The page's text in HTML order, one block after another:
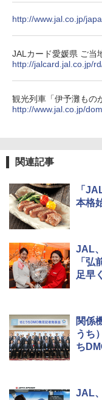
￥
イ
￥-
￥
可
ア
￥
http://www.jal.co.jp/
JALカード愛媛県 ご当
http://jalcard.jal.co.jp/
観光列車「伊予灘もの
http://www.jal.co.jp/
関連記事
「
本格
JAL
「弘
足早
関係
うち
ち
JAL